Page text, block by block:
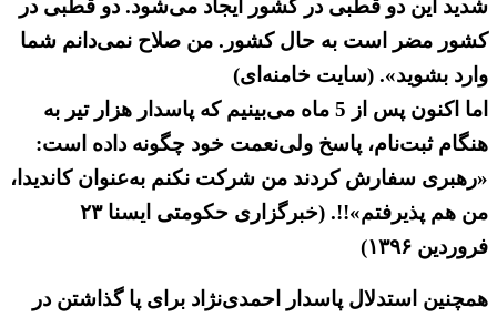
شدید این دو قطبی در کشور ایجاد می‌شود. دو قطبی در
کشور مضر است به حال کشور. من صلاح نمی‌دانم شما
وارد بشوید». (سایت خامنه‌ای)
اما اکنون پس از 5 ماه می‌بینیم که پاسدار هزار تیر به
هنگام ثبت‌نام، پاسخ ولی‌نعمت خود چگونه داده است:
«رهبری سفارش کردند من شرکت نکنم به‌عنوان کاندیدا،
من هم پذیرفتم»!!. (خبرگزاری حکومتی ایسنا ۲۳
فروردین ۱۳۹۶)
همچنین استدلال پاسدار احمدی‌نژاد برای پا گذاشتن در